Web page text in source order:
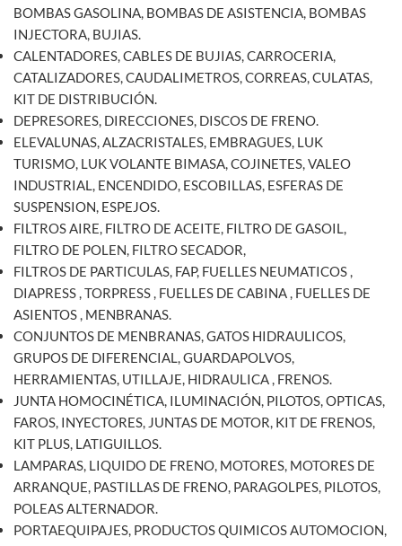
BOMBAS GASOLINA, BOMBAS DE ASISTENCIA, BOMBAS
INJECTORA, BUJIAS.
CALENTADORES, CABLES DE BUJIAS, CARROCERIA,
CATALIZADORES, CAUDALIMETROS, CORREAS, CULATAS,
KIT DE DISTRIBUCIÓN.
DEPRESORES, DIRECCIONES, DISCOS DE FRENO.
ELEVALUNAS, ALZACRISTALES, EMBRAGUES, LUK
TURISMO, LUK VOLANTE BIMASA, COJINETES, VALEO
INDUSTRIAL, ENCENDIDO, ESCOBILLAS, ESFERAS DE
SUSPENSION, ESPEJOS.
FILTROS AIRE, FILTRO DE ACEITE, FILTRO DE GASOIL,
FILTRO DE POLEN, FILTRO SECADOR,
FILTROS DE PARTICULAS, FAP, FUELLES NEUMATICOS ,
DIAPRESS , TORPRESS , FUELLES DE CABINA , FUELLES DE
ASIENTOS , MENBRANAS.
CONJUNTOS DE MENBRANAS, GATOS HIDRAULICOS,
GRUPOS DE DIFERENCIAL, GUARDAPOLVOS,
HERRAMIENTAS, UTILLAJE, HIDRAULICA , FRENOS.
JUNTA HOMOCINÉTICA, ILUMINACIÓN, PILOTOS, OPTICAS,
FAROS, INYECTORES, JUNTAS DE MOTOR, KIT DE FRENOS,
KIT PLUS, LATIGUILLOS.
LAMPARAS, LIQUIDO DE FRENO, MOTORES, MOTORES DE
ARRANQUE, PASTILLAS DE FRENO, PARAGOLPES, PILOTOS,
POLEAS ALTERNADOR.
PORTAEQUIPAJES, PRODUCTOS QUIMICOS AUTOMOCION,